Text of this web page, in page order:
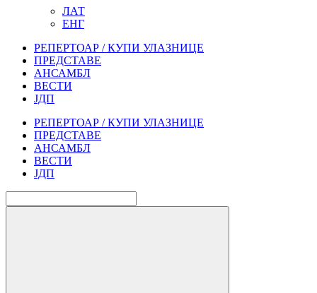
ЛАТ
ЕНГ
РЕПЕРТОАР / КУПИ УЛАЗНИЦЕ
ПРЕДСТАВЕ
АНСАМБЛ
ВЕСТИ
ЈДП
РЕПЕРТОАР / КУПИ УЛАЗНИЦЕ
ПРЕДСТАВЕ
АНСАМБЛ
ВЕСТИ
ЈДП